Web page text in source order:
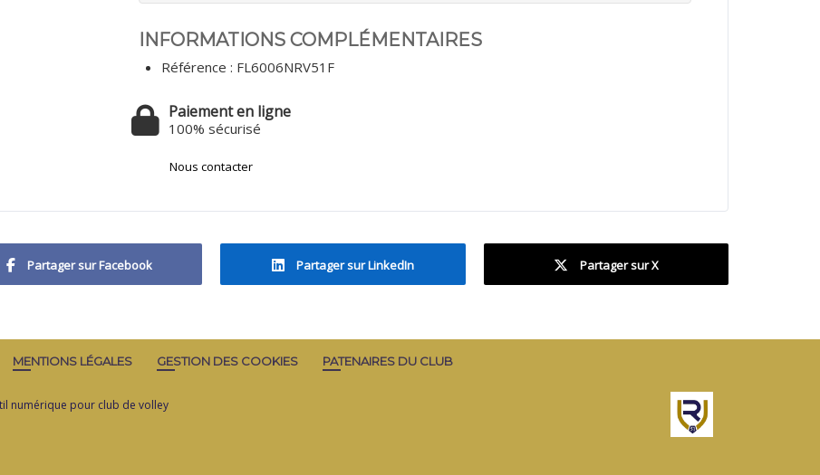
INFORMATIONS COMPLÉMENTAIRES
Référence : FL6006NRV51F
Paiement en ligne
100% sécurisé
Nous contacter
Partager sur Facebook Partager sur LinkedIn Partager sur X
MENTIONS LÉGALES GESTION DES COOKIES PATENAIRES DU CLUB
numérique pour club de volley